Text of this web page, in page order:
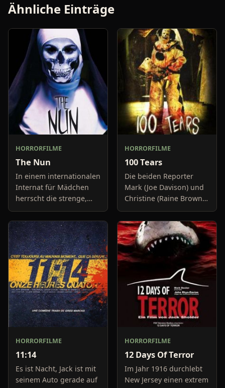
Ähnliche Einträge
HORRORFILME
The Nun
In einem internationalen
Internat für Mädchen
herrscht die strenge,
tyrannische Nonne
Ursula. Die weiblichen
"Insassen" fühlen sich
alles andere a
HORRORFILME
100 Tears
Die beiden Reporter
Mark (Joe Davison) und
Christine (Raine Brown)
haben keine Lust mehr
auf belanglose
Boulevard-Meldungen
und befassen sich
neuerdings mit Se
HORRORFILME
11:14
Es ist Nacht, Jack ist mit
seinem Auto gerade auf
HORRORFILME
12 Days Of Terror
Im Jahr 1916 durchlebt
New Jersey einen extrem